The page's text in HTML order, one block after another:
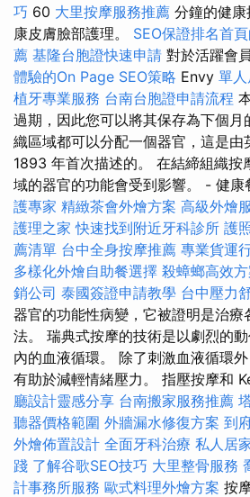
巧 60 大里按摩服務推薦 分鐘的健
康皮膚臉部護理。 SEO保證排名首
薦 基隆台胞證快速申請 對於活躍會
體驗的On Page SEO策略 Envy 單
植牙專業服務 台南台胞證申請流程
過期，因此您可以將其保存為下個月
織區域都可以分配一個器官，這是
1893 年首次描述的。 在結締組織按
域的器官的功能會受到影響。 - 健康
護專家 精緻茶會外燴方案 高級外燴
護理之家 快速找到附近牙科診所 護
薦清單 台中全身按摩推薦 專業貨運
多樣化外燴自助餐選擇 殺蟑螂高效
銷公司 泰國簽證申請教學 台中壓力
器官的功能性病變，它被證明是治療
法。 瑞典式按摩的技術是以劇烈的
內的血液循環。 除了刺激血液循環
有助於減輕情緒壓力。 指壓按摩和
廳設計靈感分享 台南搬家服務推薦
聽器價格範圍 外牆漏水修復方案 到
外燴佈置設計 全面牙科治療 私人居
踐 了解谷歌SEO技巧 大里整骨服務
計事務所服務 歐式料理外燴方案 按